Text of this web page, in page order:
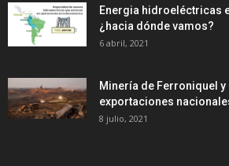
Energia hidroeléctricas
¿hacia dónde vamos?
6 abril, 2021
Minería de Ferroniquel
exportaciones
8 julio, 2021